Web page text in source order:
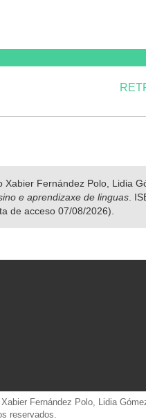
Fernández Polo, Lidia
e aprendizaxe de linguas .
de acceso 07/08/2026).
Fernández Polo, Lidia
reservados.